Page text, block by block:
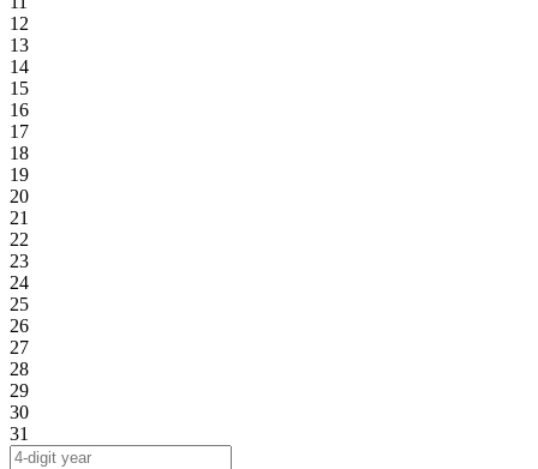
12
13
14
15
16
17
18
19
20
21
22
23
24
25
26
27
28
29
30
31